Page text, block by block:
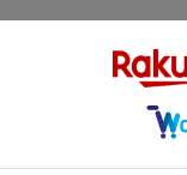
マネジメント学）
も活躍。また被災
ものです）